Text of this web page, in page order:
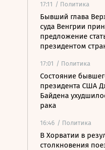
17:11 / Политика
Бывший глава
суда Венгрии
предложение
президентом
17:01 / Политика
Состояние
президента США
Байдена
рака
16:46 / Политика
В Хорватии в
столкновения